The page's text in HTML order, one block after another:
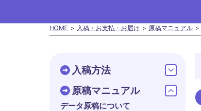
HOME 入稿・お支払・お届け 原稿マニュアル
入稿方法
原稿マニュアル
データ原稿について